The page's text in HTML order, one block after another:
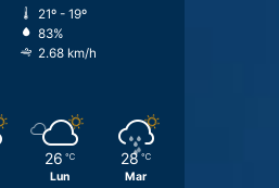
21º - 19º
83%
2.68 km/h
26 ℃
Lun
28 ℃
Mar